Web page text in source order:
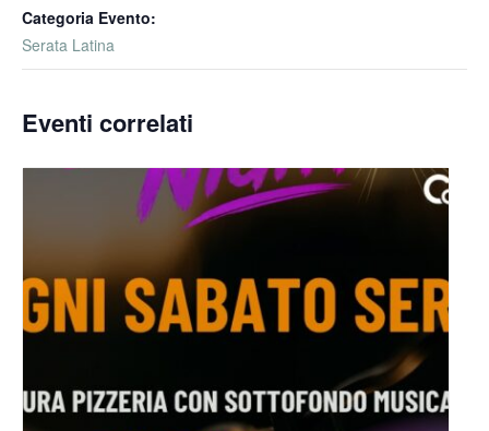
Categoria Evento:
Serata Latina
Eventi correlati